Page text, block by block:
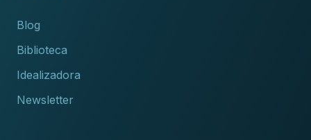
Blog
Biblioteca
Idealizadora
Newsletter